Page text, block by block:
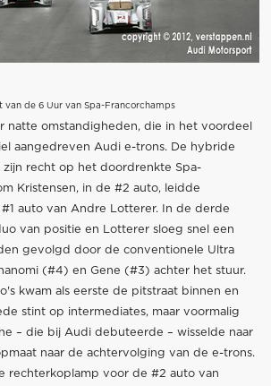
van de 6 Uur van Spa-Francorchamps
natte omstandigheden, die in het voordeel
aangedreven Audi e-trons. De hybride
zijn recht op het doordrenkte Spa-
Kristensen, in de #2 auto, leidde
auto van Andre Lotterer. In de derde
van positie en Lotterer sloeg snel een
gevolgd door de conventionele Ultra
(#4) en Gene (#3) achter het stuur.
kwam als eerste de pitstraat binnen en
stint op intermediates, maar voormalig
– die bij Audi debuteerde – wisselde naar
naar de achtervolging van de e-trons.
rechterkoplamp voor de #2 auto van